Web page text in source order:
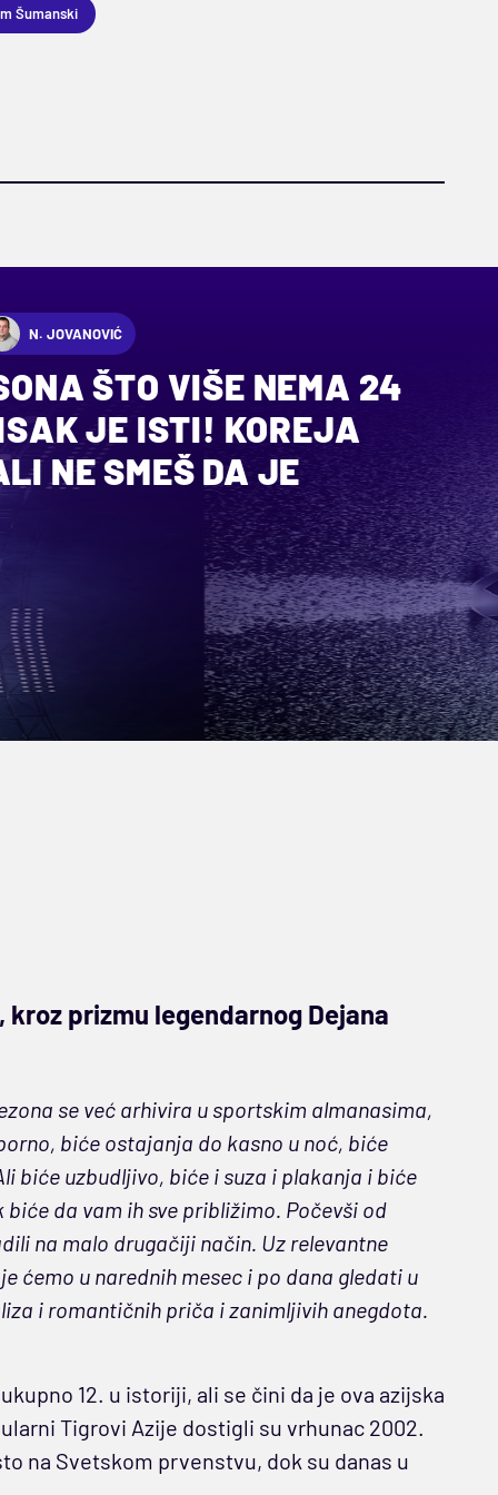
Šumanski
N. JOVANOVIĆ
ŠTO VIŠE NEMA 24
JE ISTI! KOREJA
NE SMEŠ DA JE
prizmu legendarnog Dejana
se već arhivira u sportskim almanasima,
biće ostajanja do kasno u noć, biće
biće uzbudljivo, biće i suza i plakanja i biće
da vam ih sve približimo. Počevši od
na malo drugačiji način. Uz relevantne
ćemo u narednih mesec i po dana gledati u
i romantičnih priča i zanimljivih anegdota.
12. u istoriji, ali se čini da je ova azijska
Tigrovi Azije dostigli su vrhunac 2002.
na Svetskom prvenstvu, dok su danas u